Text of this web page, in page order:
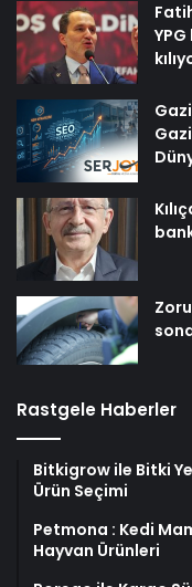
Rastgele Haberler
Bitkigrow ile Bitki
Ürün Seçimi
Petmona : Kedi
Hayvan Ürünleri